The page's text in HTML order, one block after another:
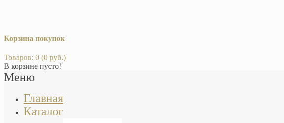
Корзина покупок
Товаров: 0 (0 руб.)
В корзине пусто!
Меню
Главная
Каталог